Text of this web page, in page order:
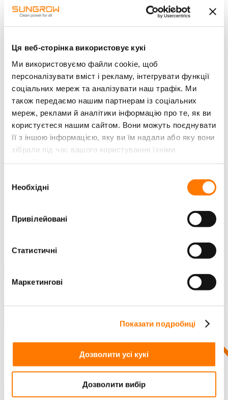
Ця веб-сторінка використовує кукі
Ми використовуємо файли cookie, щоб
персоналізувати вміст і рекламу, інтегрувати функції
соціальних мереж та аналізувати наш трафік. Ми
також передаємо нашим партнерам із соціальних
мереж, реклами й аналітики інформацію про те, як ви
користуєтеся нашим сайтом. Вони можуть поєднувати
її з іншою інформацією, яку ви їм надали або яку вони
зібрали під час вашого користування їхніми
згоди
Необхідні
Привілейовані
Статистичні
Маркетингові
Показати подробиці
Дозволити усі кукі
Дозволити вибір
СИСТЕМА ЗБЕРІГАННЯ
АКСЕСУАРИ & МОНІТОРИНГ
Моніторинг
Аксесуари
ЕЛЕКТРИЧНИЙ ЗАРЯДНИЙ ПРИСТРІЙ ДЛЯ
АВТОМОБІЛІВ
Електричний зарядний
Інвертор & Booster Floating платформа
ЗВ'ЯЗАТИСЯ З НАМИ
ІНФОРМАЦІЙНА РОЗСИЛКА
Думаю, ви хочете його знайти.